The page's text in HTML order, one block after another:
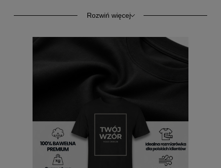
styl zapewnia komfort codziennego użytkowania. Kołnierzyk
wykończony ściągaczem z taśmą wzmacniającą na karku z
Rozwiń więcej